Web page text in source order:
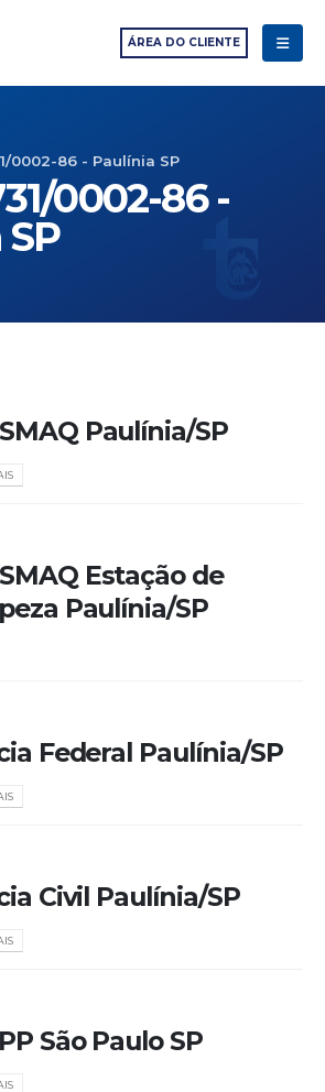
ÁREA DO CLIENTE
0002-86 - Paulínia SP
0002-86 -
Paulínia/SP
Estação de
Paulínia/SP
Federal Paulínia/SP
Civil Paulínia/SP
São Paulo SP